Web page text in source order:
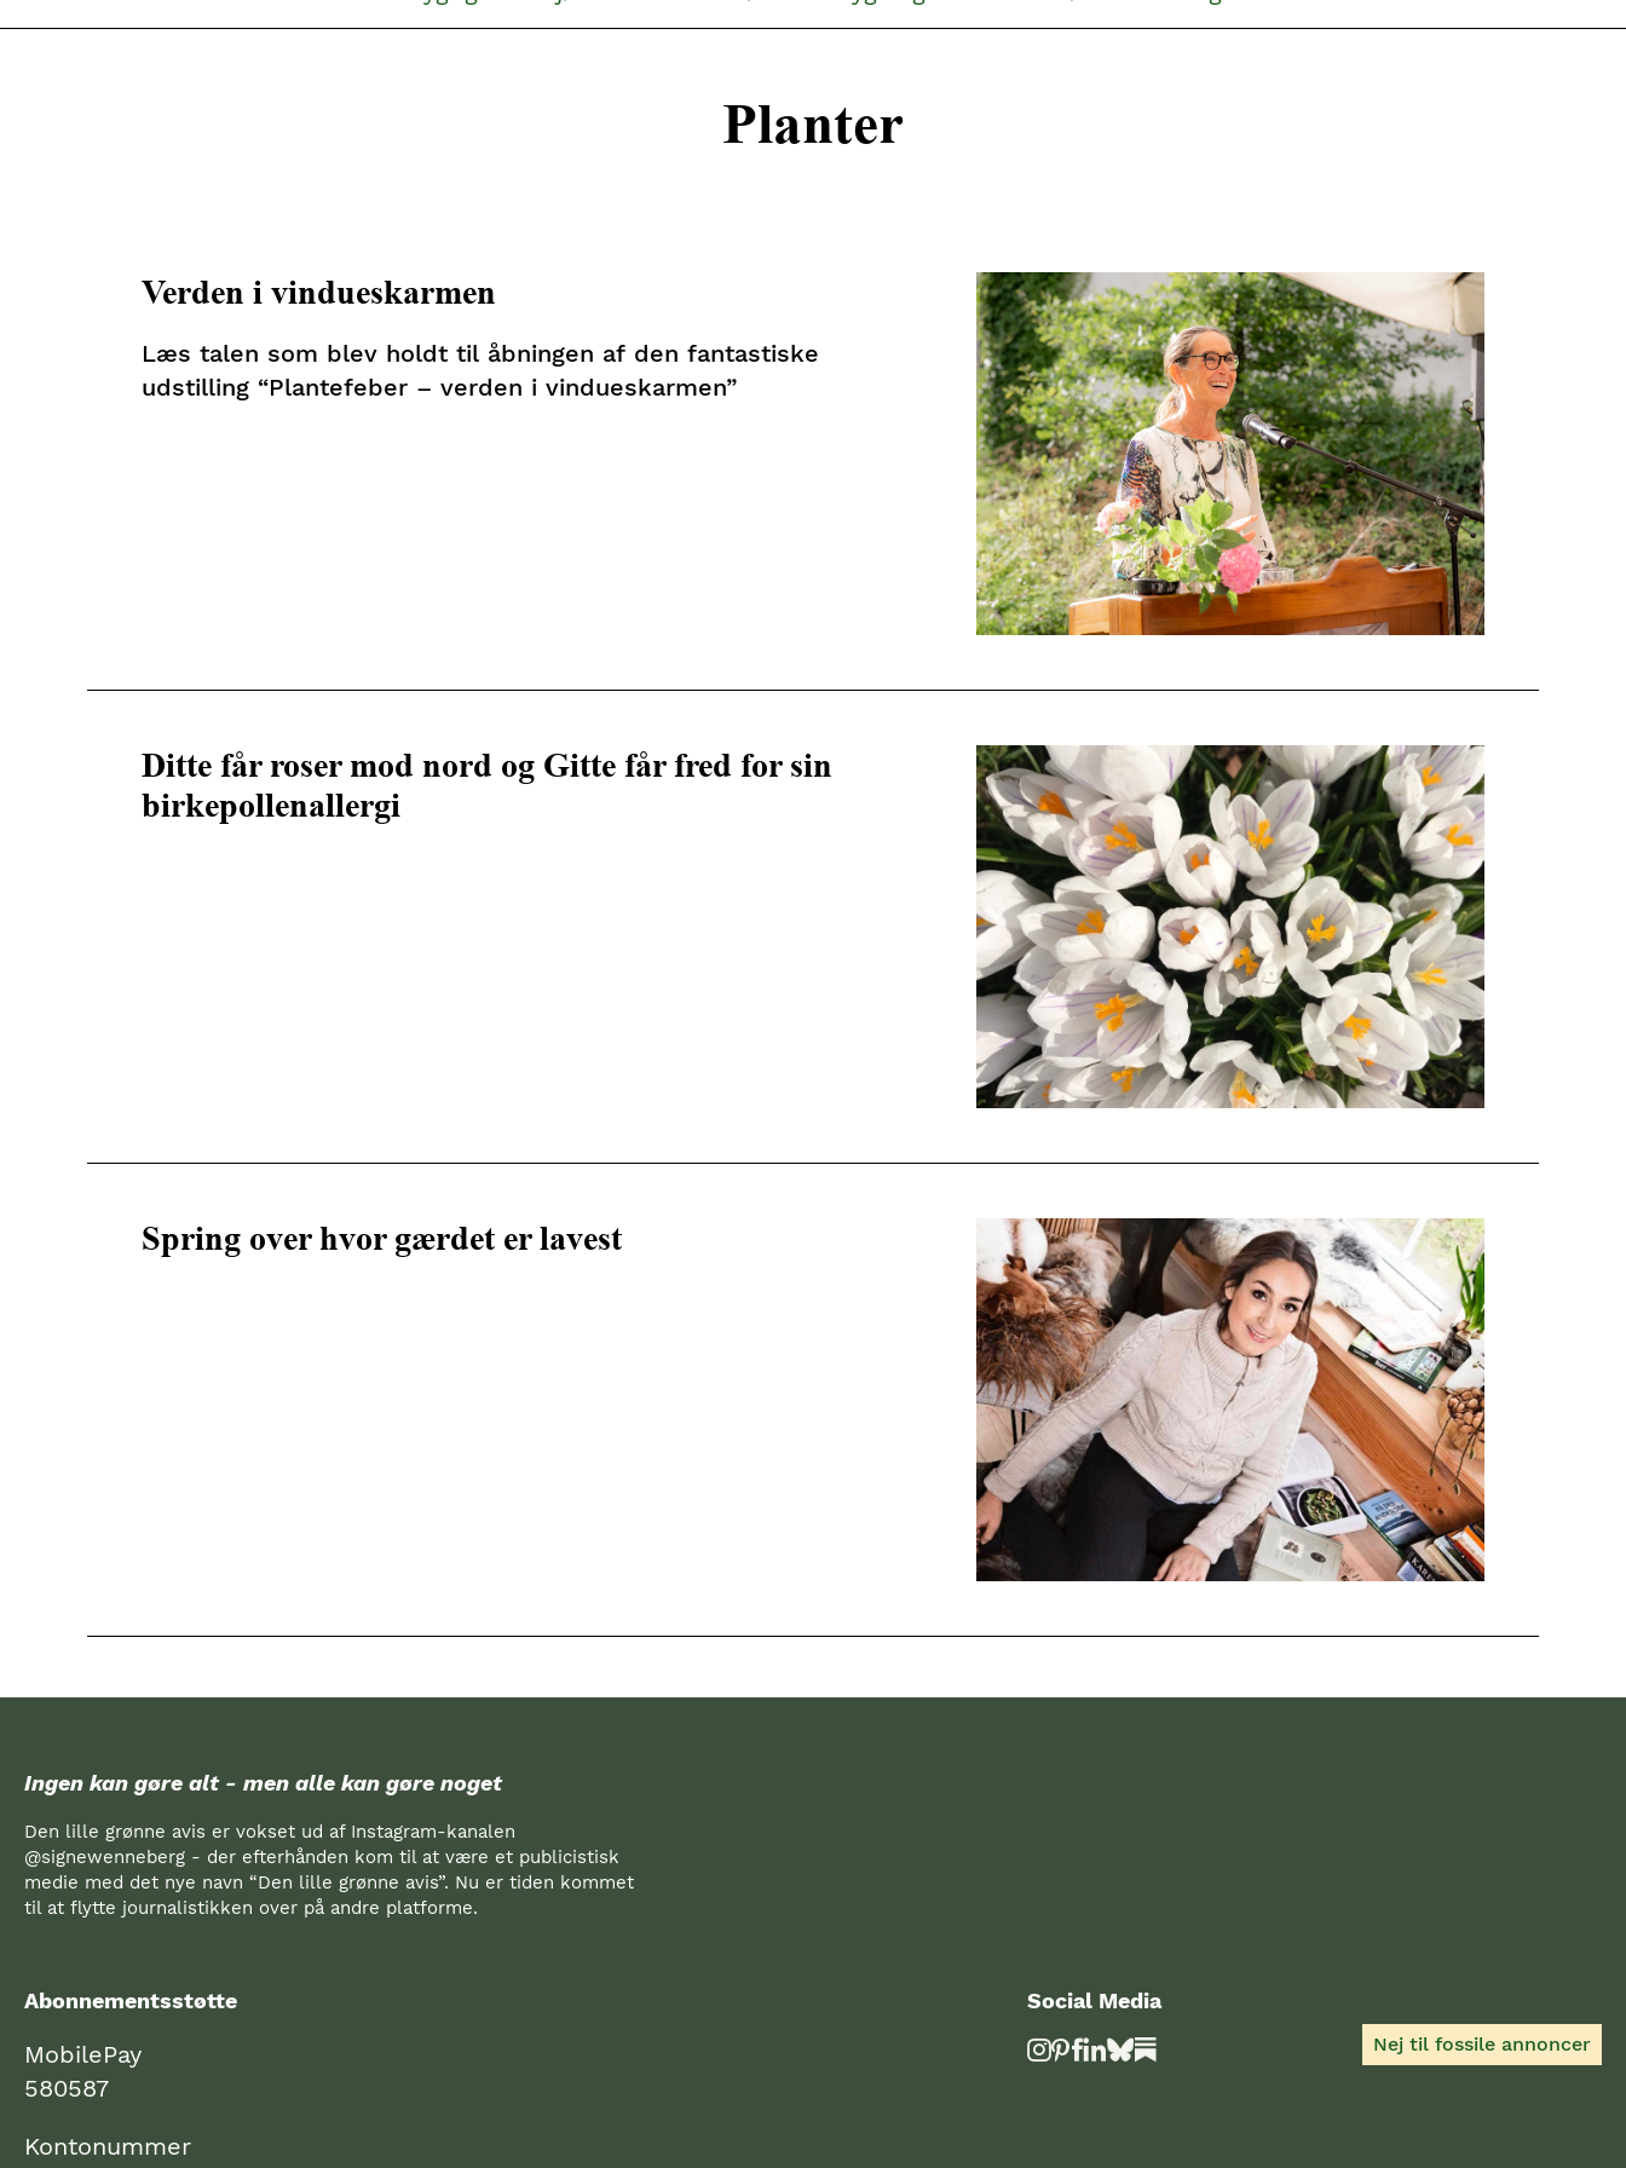
Planter
Verden i vindueskarmen
Læs talen som blev holdt til åbningen af den fantastiske
udstilling “Plantefeber – verden i vindueskarmen”
Ditte får roser mod nord og Gitte får fred for sin
birkepollenallergi
Spring over hvor gærdet er lavest
Ingen kan gøre alt - men alle kan gøre noget
Den lille grønne avis er vokset ud af Instagram-kanalen
@signewenneberg - der efterhånden kom til at være et publicistisk
medie med det nye navn “Den lille grønne avis”. Nu er tiden kommet
til at flytte journalistikken over på andre platforme.
Abonnementsstøtte
MobilePay
580587
Kontonummer
Social Media
Nej til fossile annoncer